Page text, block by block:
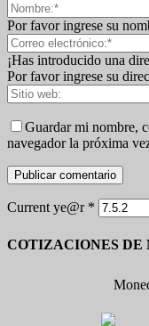
Por favor ingrese su
¡Has introducido una
Por favor ingrese su
Guardar mi nombre,
navegador la próxima
Current ye@r *
COTIZACIONES DE